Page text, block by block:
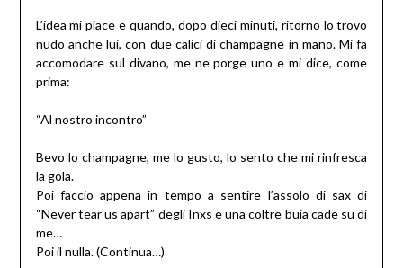
L’idea mi piace e quando, dopo dieci minuti, ritorno lo trovo
nudo anche lui, con due calici di champagne in mano. Mi fa
accomodare sul divano, me ne porge uno e mi dice, come
prima:
“Al nostro incontro”
Bevo lo champagne, me lo gusto, lo sento che mi rinfresca
la gola.
Poi faccio appena in tempo a sentire l’assolo di sax di
“Never tear us apart” degli Inxs e una coltre buia cade su di
me…
Poi il nulla. (Continua…)